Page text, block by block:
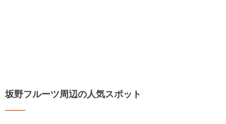
坂野フルーツ周辺の人気スポット